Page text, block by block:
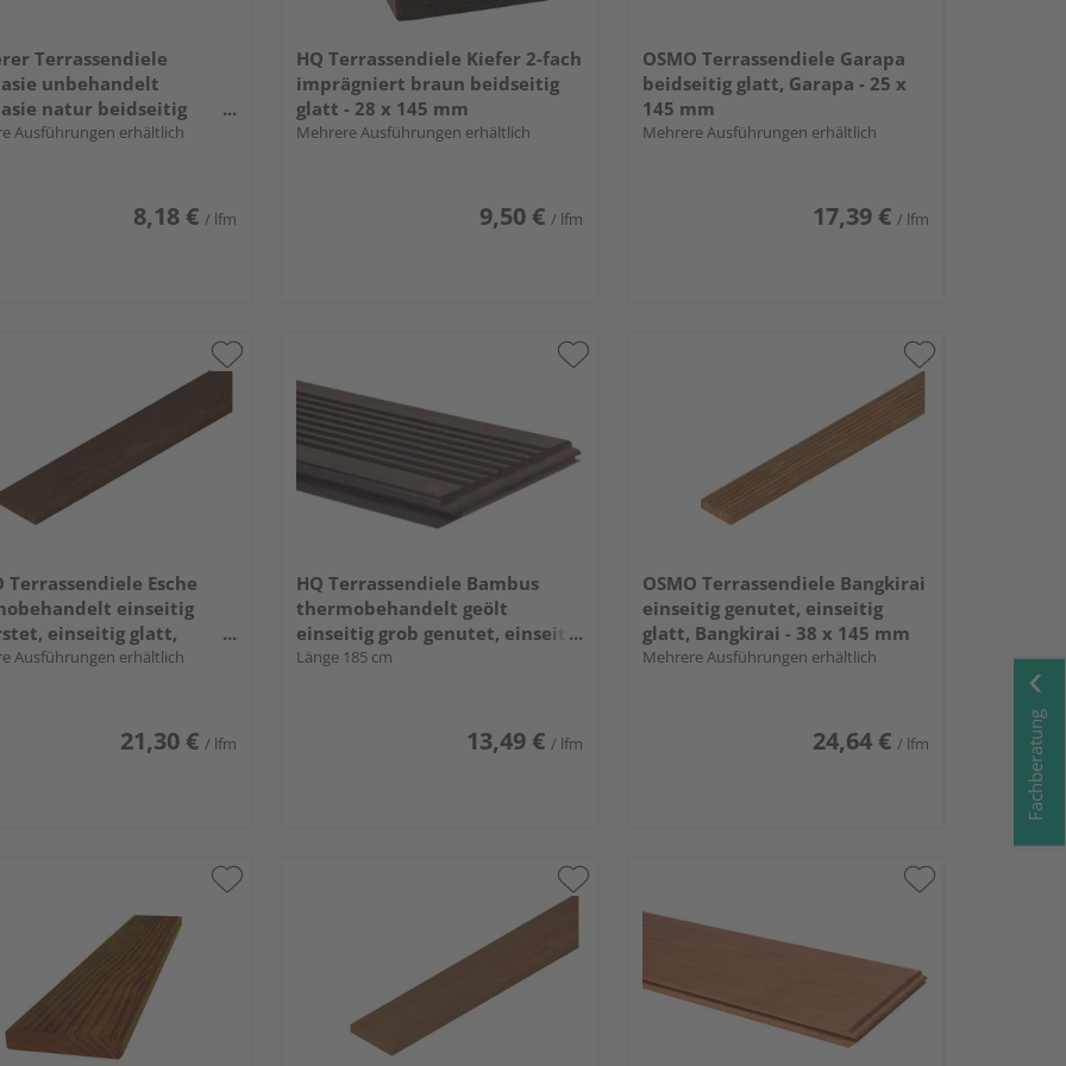
Terrassendiele
unbehandelt
natur beidseitig
Rundkante - 28 x 145
Ausführungen erhältlich
8,18 € / lfm
HQ Terrassendiele Kiefer 2-fach
imprägniert braun beidseitig
glatt - 28 x 145 mm
Mehrere Ausführungen erhältlich
9,50 € / lfm
OSMO Terrassendiele Garapa
beidseitig glatt, Garapa - 25 x
145 mm
Mehrere Ausführungen erhältlich
17,39 € / lfm
Terrassendiele Esche
einseitig
einseitig glatt,
Hohlkehle - 21 x
Ausführungen erhältlich
21,30 € / lfm
HQ Terrassendiele Bambus
thermobehandelt geölt
einseitig grob genutet, einseitig
glatt, längsseitige Nut,
Länge 185 cm
13,49 € / lfm
OSMO Terrassendiele Bangkirai
einseitig genutet, einseitig
glatt, Bangkirai - 38 x 145 mm
Mehrere Ausführungen erhältlich
24,64 € / lfm Fachberatung